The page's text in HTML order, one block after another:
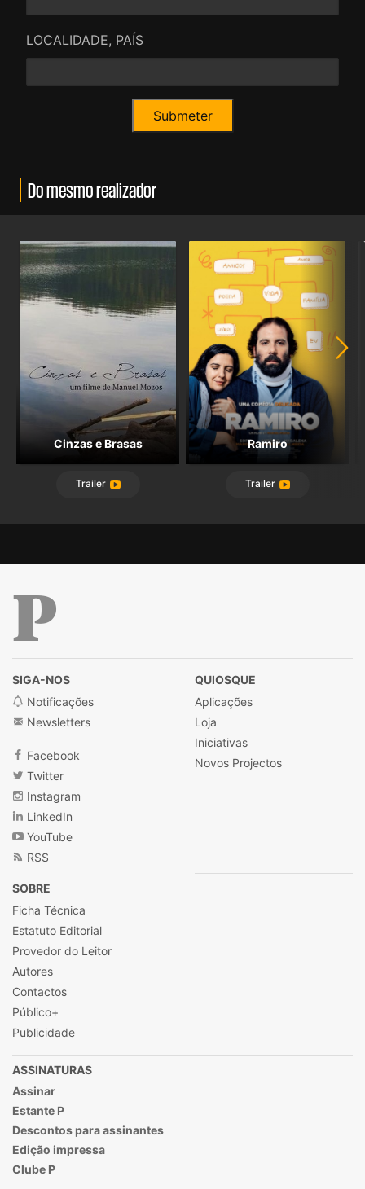
LOCALIDADE, PAÍS
Do mesmo realizador
Cinzas e Brasas
Trailer
Ramiro
Trailer
SIGA-NOS
Notificações
Newsletters
Facebook
Twitter
Instagram
LinkedIn
YouTube
RSS
QUIOSQUE
Aplicações
Loja
Iniciativas
Novos Projectos
SOBRE
Ficha Técnica
Estatuto Editorial
Provedor do Leitor
Autores
Contactos
Público+
Publicidade
ASSINATURAS
Assinar
Estante P
Descontos para assinantes
Edição impressa
Clube P